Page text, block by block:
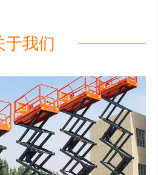
于我们